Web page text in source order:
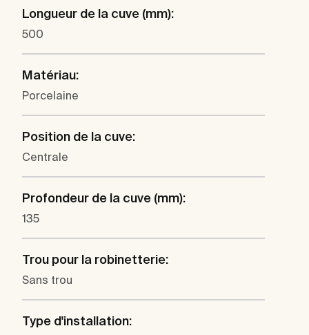
Longueur de la cuve (mm):
500
Matériau:
Porcelaine
Position de la cuve:
Centrale
Profondeur de la cuve (mm):
135
Trou pour la robinetterie:
Sans trou
Type d'installation: